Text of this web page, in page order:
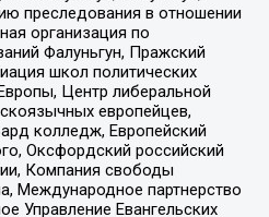
преследования в отношении
организация по
Фалуньгун, Пражский
школ политических
Центр либеральной
европейцев,
колледж, Европейский
Оксфордский российский
Компания свободы
Международное партнерство
Управление Евангельских